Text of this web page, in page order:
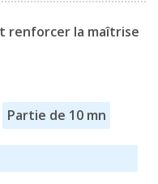
renforcer la maîtrise
Partie de 10 mn